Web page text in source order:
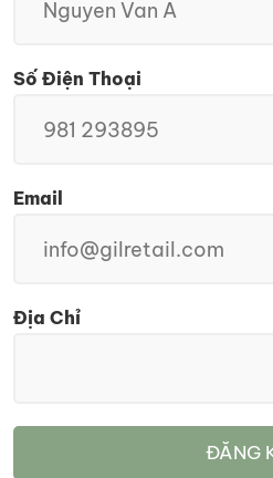
Số Điện Thoại
Email
Địa Chỉ
ĐĂNG